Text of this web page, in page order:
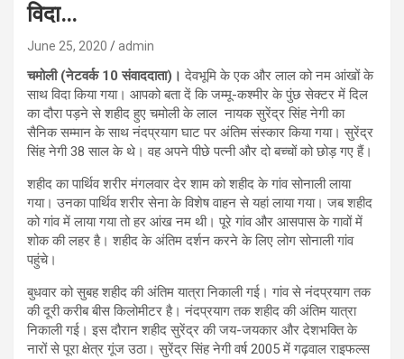
विदा…
June 25, 2020 admin
चमोली (नेटवर्क 10 संवाददाता)।देवभूमि के एक और लाल को नम आंखों के
साथ विदा किया गया। आपको बता दें कि जम्मू-कश्मीर के पुंछ सेक्टर में दिल
का दौरा पड़ने से शहीद हुए चमोली के लाल नायक सुरेंद्र सिंह नेगी का
सैनिक सम्मान के साथ नंदप्रयाग घाट पर अंतिम संस्कार किया गया। सुरेंद्र
सिंह नेगी 38 साल के थे। वह अपने पीछे पत्नी और दो बच्चों को छोड़ गए हैं।
शहीद का पार्थिव शरीर मंगलवार देर शाम को शहीद के गांव सोनाली लाया
गया। उनका पार्थिव शरीर सेना के विशेष वाहन से यहां लाया गया। जब शहीद
को गांव में लाया गया तो हर आंख नम थी। पूरे गांव और आसपास के गावों में
शोक की लहर है। शहीद के अंतिम दर्शन करने के लिए लोग सोनाली गांव
पहुंचे।
बुधवार को सुबह शहीद की अंतिम यात्रा निकाली गई। गांव से नंदप्रयाग तक
की दूरी करीब बीस किलोमीटर है। नंदप्रयाग तक शहीद की अंतिम यात्रा
निकाली गई। इस दौरान शहीद सुरेंद्र की जय-जयकार और देशभक्ति के
नारों से पूरा क्षेत्र गूंज उठा। सुरेंद्र सिंह नेगी वर्ष 2005 में गढ़वाल राइफल्स